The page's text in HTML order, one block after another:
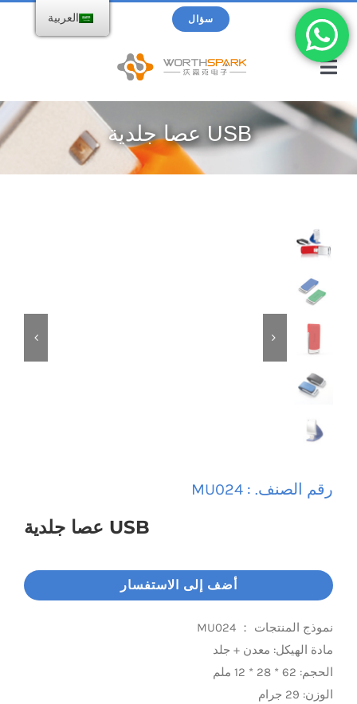
تخطى
الى
المحتوى
سؤال
بحث
عن:
تبديل
التنقل
الصفحة الرئيسية
Universal Travel Adapter
Converter adapter
Multi-Function Hub
Stylus Pen
USB عصا جلدية
 
رقم الصنف. : MU024
USB عصا جلدية
أضف إلى الاستفسار
نموذج المنتجات ： MU024
مادة الهيكل: معدن + جلد
الحجم: 62 * 28 * 12 ملم
الوزن: 29 جرام
العربية